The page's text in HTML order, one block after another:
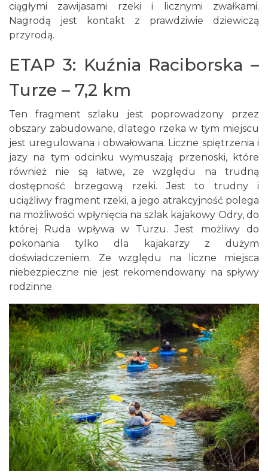
ciągłymi zawijasami rzeki i licznymi zwałkami.
Nagrodą jest kontakt z prawdziwie dziewiczą
przyrodą.
ETAP 3: Kuźnia Raciborska –
Turze – 7,2 km
Ten fragment szlaku jest poprowadzony przez
obszary zabudowane, dlatego rzeka w tym miejscu
jest uregulowana i obwałowana. Liczne spiętrzenia i
jazy na tym odcinku wymuszają przenoski, które
również nie są łatwe, ze względu na trudną
dostępność brzegową rzeki. Jest to trudny i
uciążliwy fragment rzeki, a jego atrakcyjność polega
na możliwości wpłynięcia na szlak kajakowy Odry, do
której Ruda wpływa w Turzu. Jest możliwy do
pokonania tylko dla kajakarzy z dużym
doświadczeniem. Ze względu na liczne miejsca
niebezpieczne nie jest rekomendowany na spływy
rodzinne.